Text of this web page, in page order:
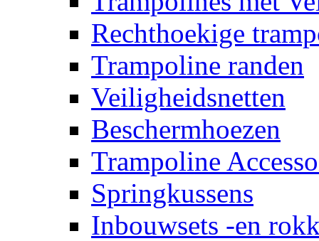
Rechthoekige
Trampoline randen
Veiligheidsnetten
Beschermhoezen
Trampoline
Springkussens
Inbouwsets -en